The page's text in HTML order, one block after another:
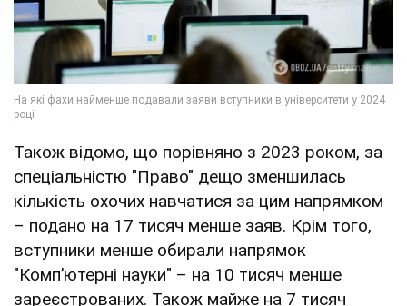
Також відомо, що порівняно з 2023 роком, за
спеціальністю "Право" дещо зменшилась
кількість охочих навчатися за цим напрямком
– подано на 17 тисяч менше заяв. Крім того,
вступники менше обирали напрямок
"Компʼютерні науки" – на 10 тисяч менше
зареєстрованих. Також майже на 7 тисяч